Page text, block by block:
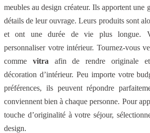
meubles au design créateur. Ils apportent une
détails de leur ouvrage. Leurs produits sont
et ont une durée de vie plus longue.
personnaliser votre intérieur. Tournez-vous
comme vitra afin de rendre originale et
décoration d’intérieur. Peu importe votre
préférences, ils peuvent répondre
conviennent bien à chaque personne. Pour
touche d’originalité à votre séjour,
design.